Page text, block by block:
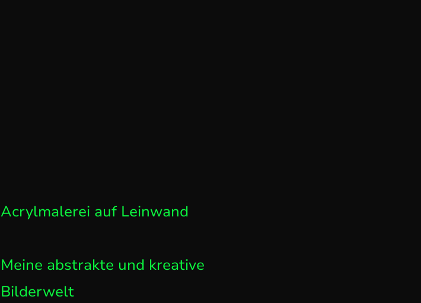
Acrylmalerei auf Leinwand
Meine abstrakte und kreative
Bilderwelt